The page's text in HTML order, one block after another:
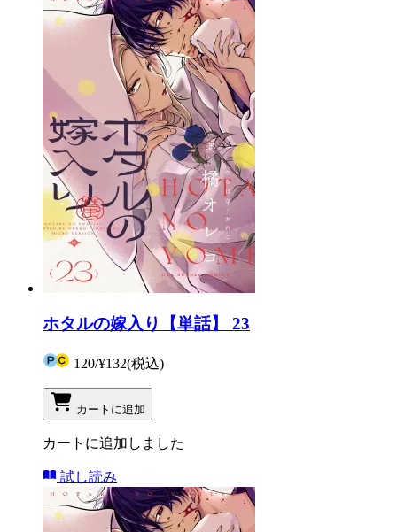
ホタルの嫁入り【単話】 23
120/¥132(税込)
カートに追加
カートに追加しました
試し読み